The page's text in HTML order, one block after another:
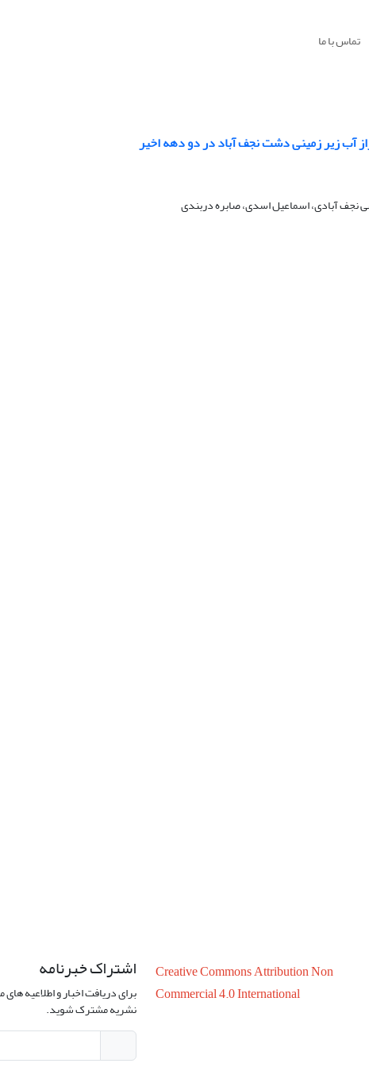
تماس با ما
آب زیر زمینی دشت نجف آباد در دو دهه اخیر
نجف آبادی، اسماعیل اسدی، صابره دربندی
Creative Commons Attribution Non
Commercial 4.0 International
اشتراک خبرنامه
برای دریافت اخبار و اطلاعیه
نشریه مشترک شوید.